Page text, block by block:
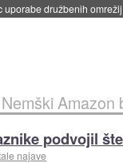
inteligence doslej::
Nemški Amazon
podvojil
najave